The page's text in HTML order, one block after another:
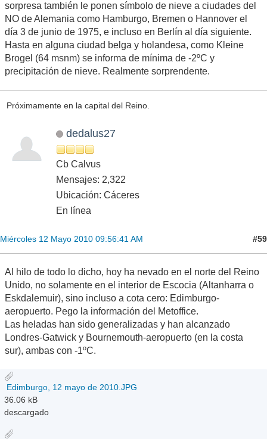
sorpresa también le ponen símbolo de nieve a ciudades del
NO de Alemania como Hamburgo, Bremen o Hannover el
día 3 de junio de 1975, e incluso en Berlín al día siguiente.
Hasta en alguna ciudad belga y holandesa, como Kleine
Brogel (64 msnm) se informa de mínima de -2ºC y
precipitación de nieve. Realmente sorprendente.
Próximamente en la capital del Reino.
dedalus27
Cb Calvus
Mensajes: 2,322
Ubicación: Cáceres
En línea
Miércoles 12 Mayo 2010 09:56:41 AM #59
Al hilo de todo lo dicho, hoy ha nevado en el norte del Reino
Unido, no solamente en el interior de Escocia (Altanharra o
Eskdalemuir), sino incluso a cota cero: Edimburgo-
aeropuerto. Pego la información del Metoffice.
Las heladas han sido generalizadas y han alcanzado
Londres-Gatwick y Bournemouth-aeropuerto (en la costa
sur), ambas con -1ºC.
Edimburgo, 12 mayo de 2010.JPG
36.06 kB
descargado